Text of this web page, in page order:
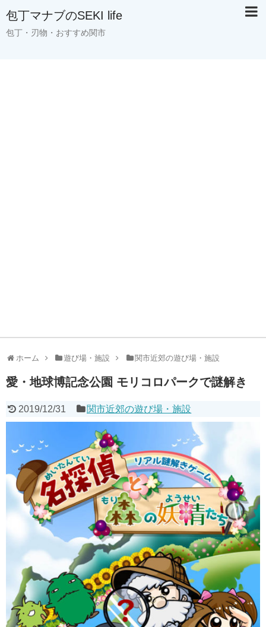
包丁マナブのSEKI life
包丁・刃物・おすすめ関市
ホーム 遊び場・施設 関市近郊の遊び場・施設
愛・地球博記念公園 モリコロパークで謎解き
2019/12/31 関市近郊の遊び場・施設